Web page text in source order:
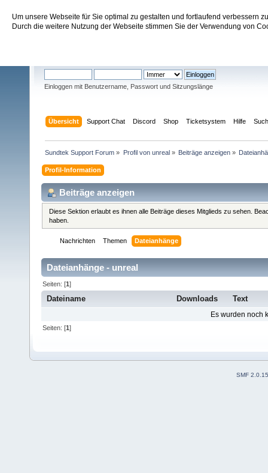
Um unsere Webseite für Sie optimal zu gestalten und fortlaufend verbessern
Durch die weitere Nutzung der Webseite stimmen Sie der Verwendung von
Sundtek Support Forum
Einloggen mit Benutzername, Passwort und Sitzungslänge
Übersicht Support Chat Discord Shop Ticketsystem Hilfe
Sundtek Support Forum » Profil von unreal» Beiträge anzeigen»
Profil-Information
Beiträge anzeigen
Diese Sektion erlaubt es ihnen alle Beiträge dieses Mitglieds zu sehen.
haben.
Nachrichten Themen Dateianhänge
Dateianhänge - unreal
Seiten: [1]
Dateiname Downloads Text
Es wurden noch
Seiten: [1]
SMF 2.0.15